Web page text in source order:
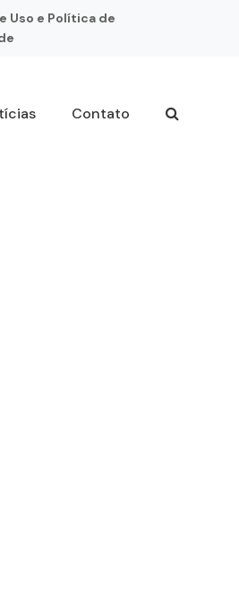
Uso e Política de
Contato